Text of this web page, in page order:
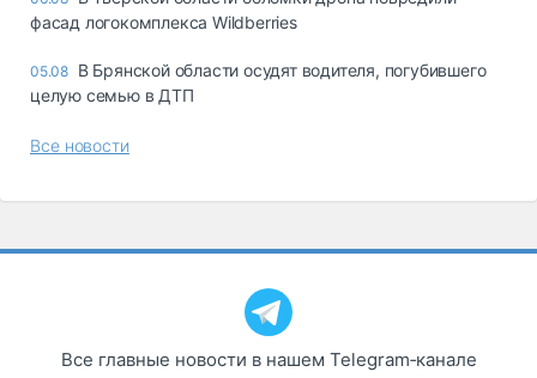
фасад логокомплекса Wildberries
05.08 В Брянской области осудят водителя, погубившего
целую семью в ДТП
Все новости
Все главные новости в нашем Telegram‑канале